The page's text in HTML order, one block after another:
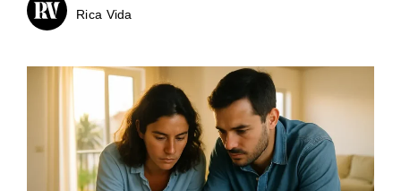
Rica Vida